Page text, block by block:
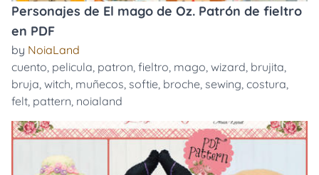
Personajes de El mago de Oz. Patrón de fieltro
en PDF
by NoiaLand
cuento, pelicula, patron, fieltro, mago, wizard, brujita,
bruja, witch, muñecos, softie, broche, sewing, costura,
felt, pattern, noialand